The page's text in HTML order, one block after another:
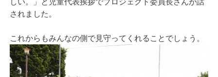
しい。」と児童代表挨拶でプロジェクト委員長さんが話
されました。
これからもみんなの側で見守ってくれることでしょう。